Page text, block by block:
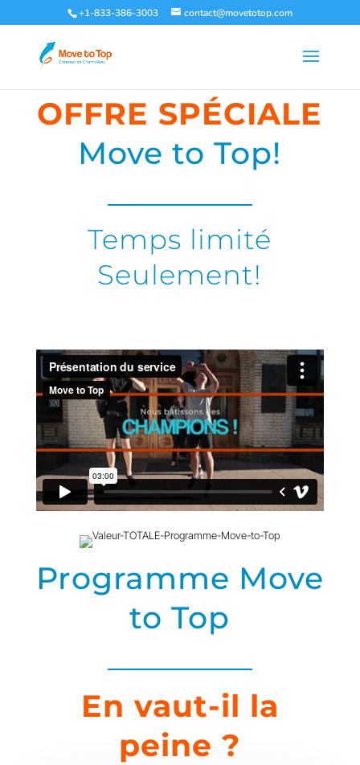
+1-833-386-3003 contact@movetotop.com
OFFRE SPÉCIALE
Move to Top!
Temps limité
Seulement!
Programme Move
to Top
En vaut-il la
peine ?